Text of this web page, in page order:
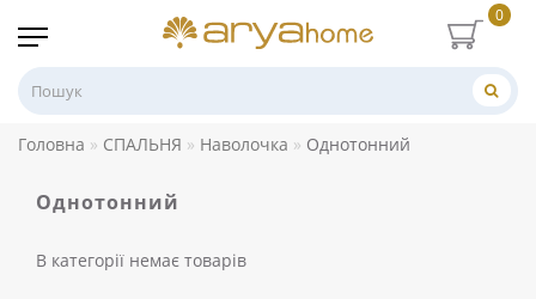
0
Головна СПАЛЬНЯ Наволочка Однотонний
Однотонний
В категорії немає товарів